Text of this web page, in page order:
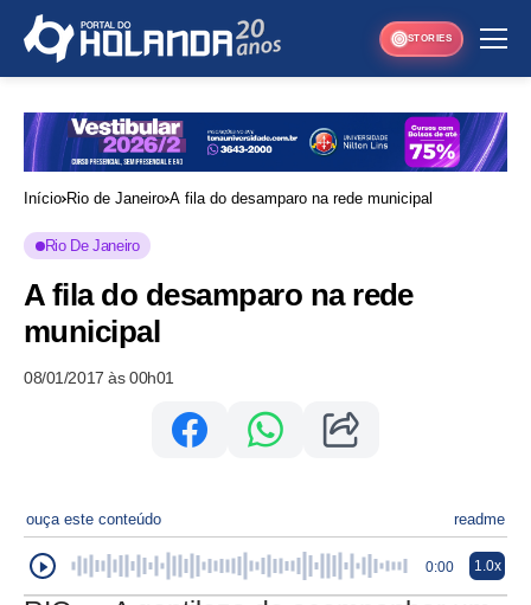
STORIES
Início Rio de Janeiro A fila do desamparo na rede municipal
Rio De Janeiro
A fila do desamparo na rede
municipal
08/01/2017 às 00h01
ouça este conteúdo readme
0:00 1.0x